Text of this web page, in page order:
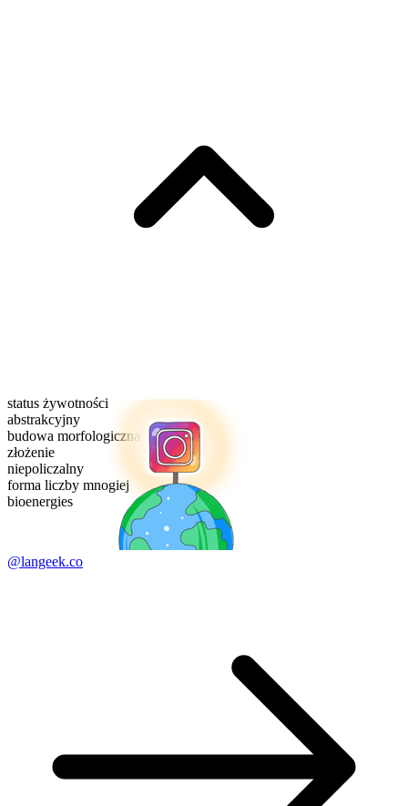
status żywotności
abstrakcyjny
budowa morfologiczna
złożenie
niepoliczalny
forma liczby mnogiej
bioenergies
@langeek.co